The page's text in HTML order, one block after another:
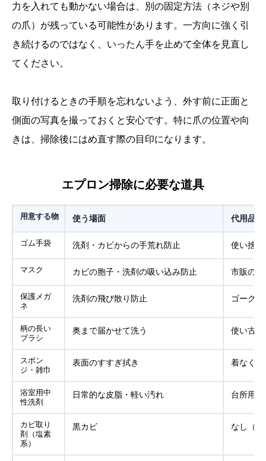
力を入れても動かない場合は、別の固定方法（ネジや別
の爪）が残っている可能性があります。一方向に強く引
き続けるのではなく、いったん手を止めて全体を見直し
てください。
取り付けるときの手順を忘れないよう、外す前に正面と
側面の写真を撮っておくと安心です。特に爪の位置や向
きは、掃除後にはめ直す際の目印になります。
エプロン掃除に必要な道具
用意する物 使う場面 代用品
ゴム手袋 洗剤・カビからの手荒れ防止 使い捨
マスク カビの胞子・洗剤の吸い込み防止 市販の
保護メガ
ネ
洗剤の飛び散り防止 ゴーグ
柄の長い
ブラシ
奥まで届かせて洗う 使い古
スポン
ジ・雑巾
表面のすすぎ拭き 着なく
浴室用中
性洗剤
日常的な皮脂・軽い汚れ 台所用
カビ取り
剤（塩素
系）
黒カビ なし（